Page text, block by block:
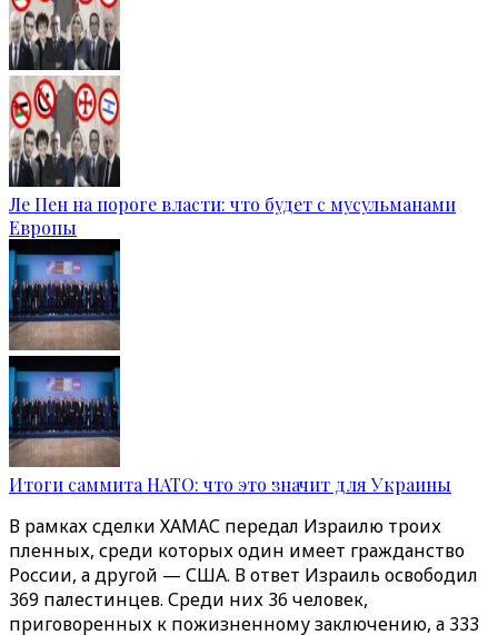
Ле Пен на пороге власти: что будет с мусульманами
Европы
Итоги саммита НАТО: что это значит для Украины
В рамках сделки ХАМАС передал Израилю троих
пленных, среди которых один имеет гражданство
России, а другой — США. В ответ Израиль освободил
369 палестинцев. Среди них 36 человек,
приговоренных к пожизненному заключению, а 333